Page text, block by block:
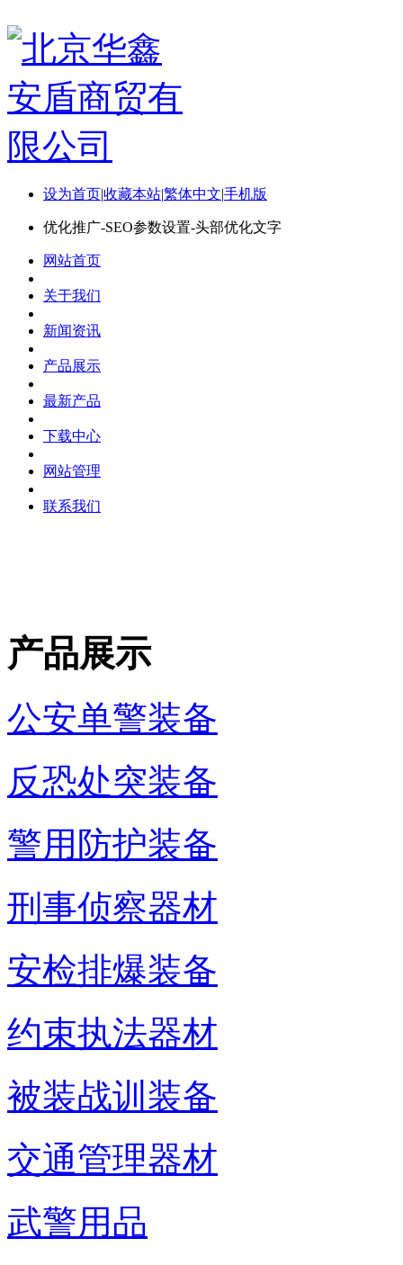
设为首页|收藏本站|繁体中文|手机版
优化推广-SEO参数设置-头部优化文字
网站首页
关于我们
新闻资讯
产品展示
最新产品
下载中心
网站管理
联系我们
产品展示
公安单警装备
反恐处突装备
警用防护装备
刑事侦察器材
安检排爆装备
约束执法器材
被装战训装备
交通管理器材
武警用品